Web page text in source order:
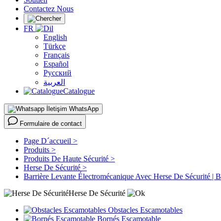
Contactez Nous
FR
English
Türkçe
Français
Español
Русский
العربية
Catalogue
WhatsApp
Formulaire de contact
Page D´accueil >
Produits >
Produits De Haute Sécurité >
Herse De Sécurité >
Barrière Levante Électromécanique Avec Herse De Sécurité
Herse De Sécurité
Obstacles Escamotables
Bornés Escamotable